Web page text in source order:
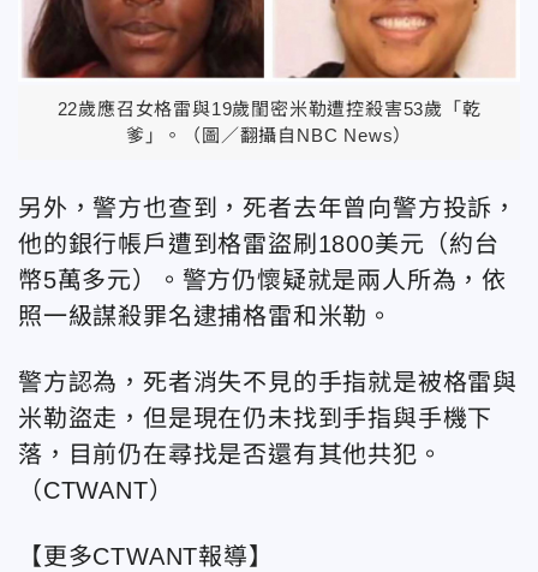
22歲應召女格雷與19歲閨密米勒遭控殺害53歲「乾
爹」。（圖／翻攝自NBC News）
另外，警方也查到，死者去年曾向警方投訴，
他的銀行帳戶遭到格雷盜刷1800美元（約台
幣5萬多元）。警方仍懷疑就是兩人所為，依
照一級謀殺罪名逮捕格雷和米勒。
警方認為，死者消失不見的手指就是被格雷與
米勒盜走，但是現在仍未找到手指與手機下
落，目前仍在尋找是否還有其他共犯。
（CTWANT）
【更多CTWANT報導】